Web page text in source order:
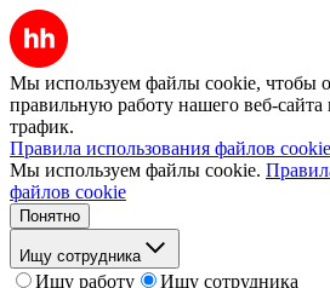
Мы используем файлы cookie, чтобы
правильную работу нашего веб-сайта
трафик.
Правила использования файлов cookie
Мы используем файлы cookie.
файлов cookie
Понятно
Ищу сотрудника
Ищу работу
Ищу сотрудника